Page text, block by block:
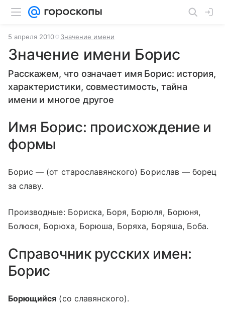
5 апреля 2010 Значение имени
Значение имени Борис
Расскажем, что означает имя Борис: история,
характеристики, совместимость, тайна
имени и многое другое
Имя Борис: происхождение и
формы
Борис — (от старославянского) Борислав — борец
за славу.
Производные: Бориска, Боря, Борюля, Борюня,
Болюся, Борюха, Борюша, Боряха, Боряша, Боба.
Справочник русских имен:
Борис
Борющийся (со славянского).